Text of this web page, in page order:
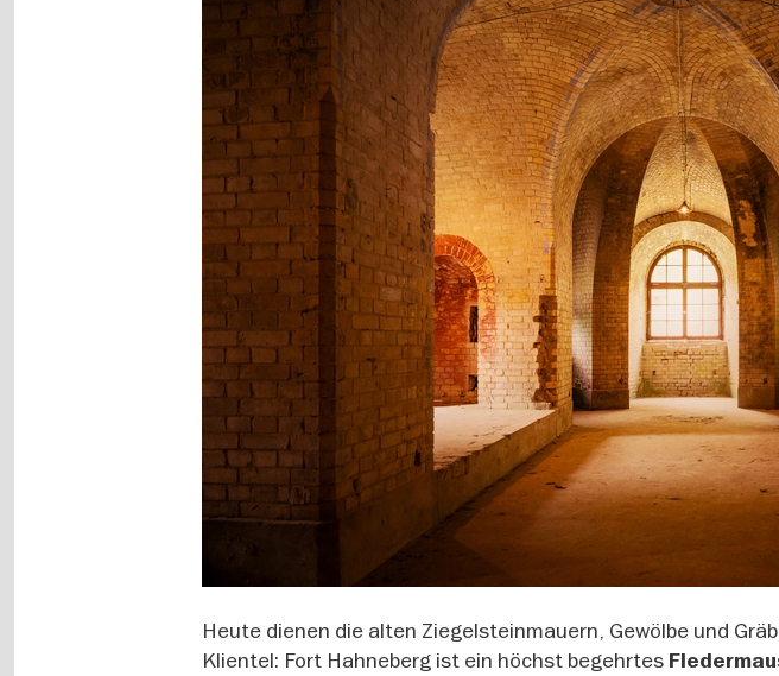
Heute dienen die alten Ziegelsteinmauern, Gewölbe und
Klientel: Fort Hahneberg ist ein höchst begehrtes